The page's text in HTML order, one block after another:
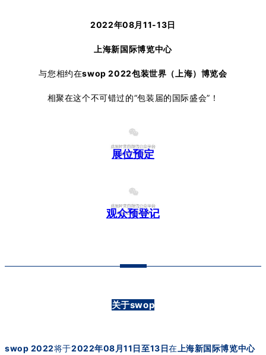
2022年08月11-13日
上海新国际博览中心
与您相约在swop 2022包装世界（上海）博览会
相聚在这个不可错过的“包装届的国际盛会”！
展位预定
观众预登记
关于swop
swop 2022将于2022年08月11日至13日在 上海新国际博览中心